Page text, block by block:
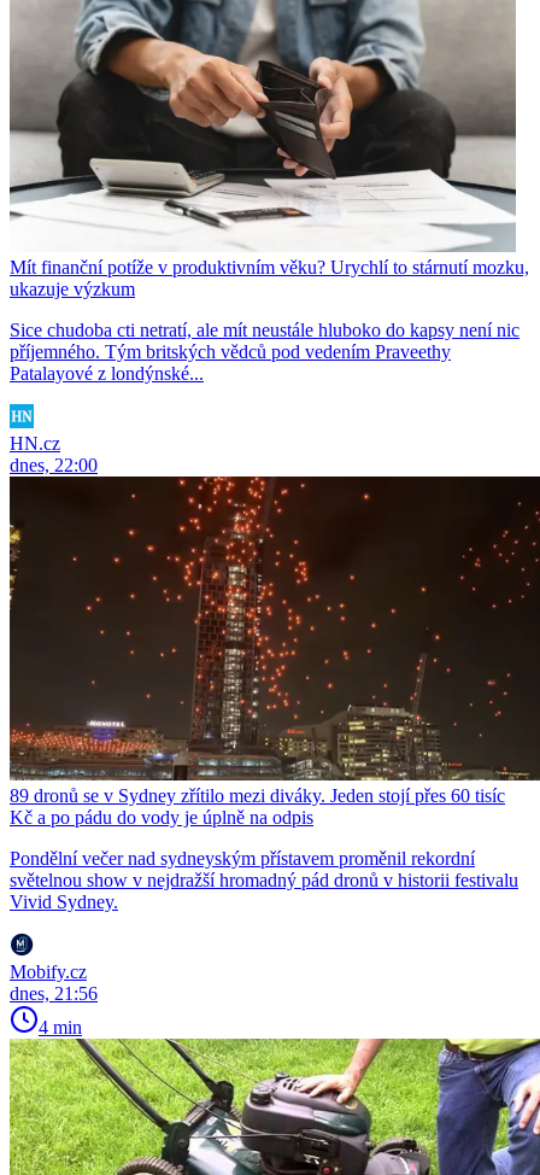
Mít finanční potíže v produktivním věku? Urychlí to stárnutí mozku,
ukazuje výzkum
Sice chudoba cti netratí, ale mít neustále hluboko do kapsy není nic
příjemného. Tým britských vědců pod vedením Praveethy
Patalayové z londýnské...
HN.cz
dnes, 22:00
89 dronů se v Sydney zřítilo mezi diváky. Jeden stojí přes 60 tisíc
Kč a po pádu do vody je úplně na odpis
Pondělní večer nad sydneyským přístavem proměnil rekordní
světelnou show v nejdražší hromadný pád dronů v historii festivalu
Vivid Sydney.
Mobify.cz
dnes, 21:56
4 min